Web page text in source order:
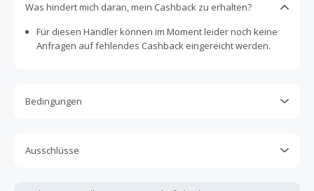
Was hindert mich daran, mein Cashback zu erhalten?
Für diesen Händler können im Moment leider noch keine
Anfragen auf fehlendes Cashback eingereicht werden.
Bedingungen
Ausschlüsse